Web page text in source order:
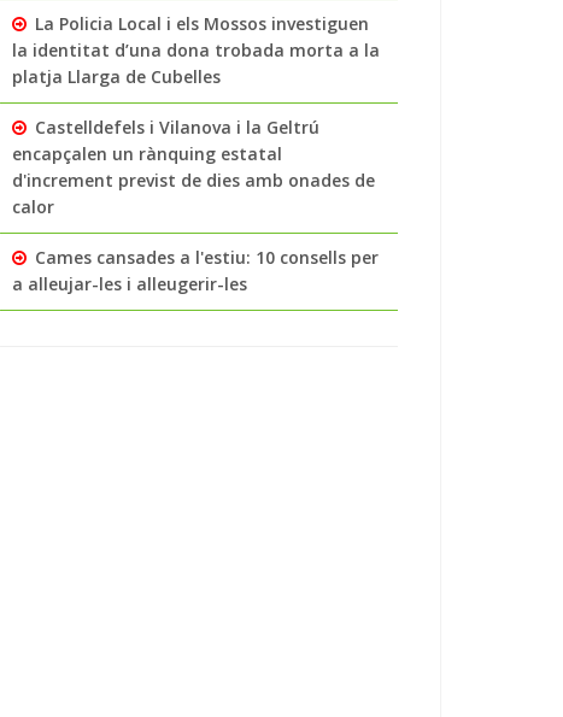
La Policia Local i els Mossos investiguen
la identitat d’una dona trobada morta a la
platja Llarga de Cubelles
Castelldefels i Vilanova i la Geltrú
encapçalen un rànquing estatal
d'increment previst de dies amb onades de
calor
Cames cansades a l'estiu: 10 consells per
a alleujar-les i alleugerir-les